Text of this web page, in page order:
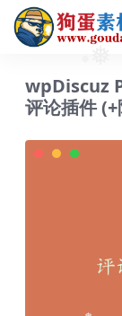
wpDiscuz
评论插件 (+